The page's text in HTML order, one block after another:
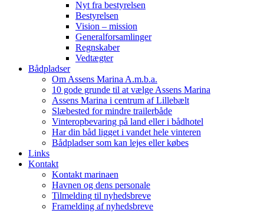
Nyt fra bestyrelsen
Bestyrelsen
Vision – mission
Generalforsamlinger
Regnskaber
Vedtægter
Bådpladser
Om Assens Marina A.m.b.a.
10 gode grunde til at vælge Assens Marina
Assens Marina i centrum af Lillebælt
Slæbested for mindre trailerbåde
Vinteropbevaring på land eller i bådhotel
Har din båd ligget i vandet hele vinteren
Bådpladser som kan lejes eller købes
Links
Kontakt
Kontakt marinaen
Havnen og dens personale
Tilmelding til nyhedsbreve
Framelding af nyhedsbreve